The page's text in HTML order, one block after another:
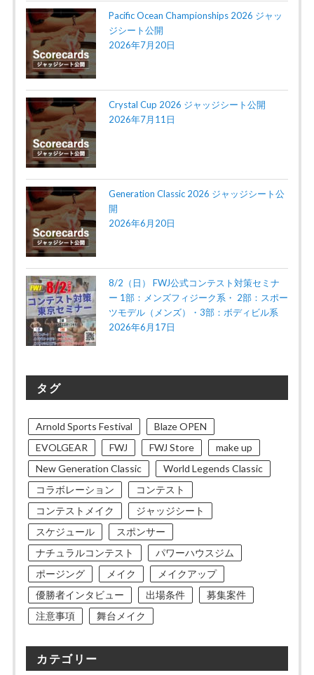
Pacific Ocean Championships 2026 ジャッ
ジシート公開
2026年7月20日
Crystal Cup 2026 ジャッジシート公開
2026年7月11日
Generation Classic 2026 ジャッジシート公
開
2026年6月20日
8/2（日） FWJ公式コンテスト対策セミナ
ー 1部：メンズフィジーク系・ 2部：スポー
ツモデル（メンズ）・3部：ボディビル系
2026年6月17日
タグ
Arnold Sports Festival
Blaze OPEN
EVOLGEAR
FWJ FWJ Store
make up
New Generation Classic
World Legends Classic
コラボレーション
コンテスト
コンテストメイク
ジャッジシート
スケジュール
スポンサー
ナチュラルコンテスト
パワーハウスジム
ポージング
メイク
メイクアップ
優勝者インタビュー
出場条件
募集案件
注意事項
舞台メイク
カテゴリー